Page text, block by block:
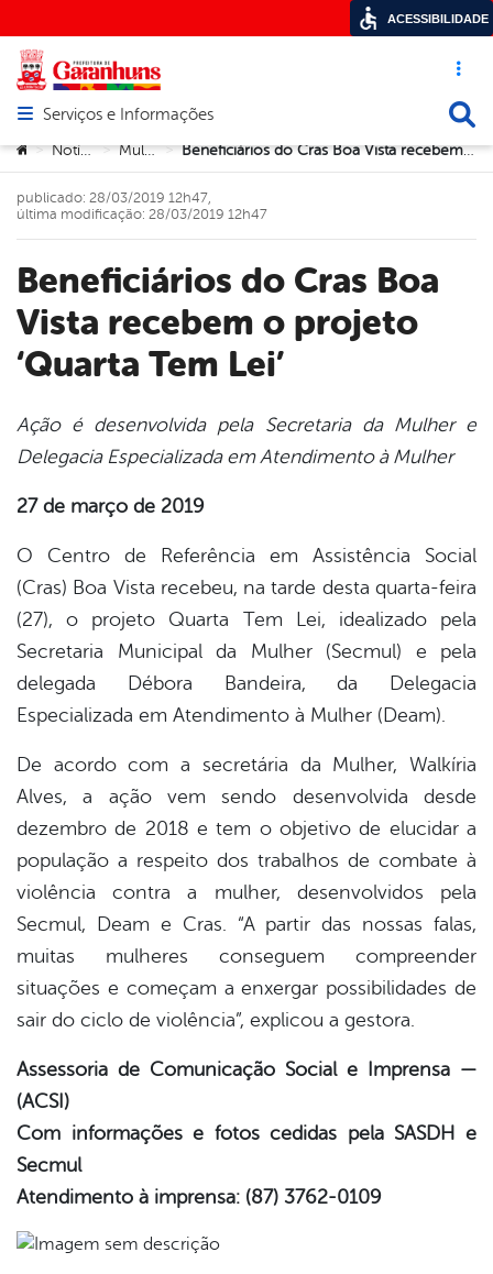
Acesso
Abrir menu principal de navegação
Serviços e Informações
Você está aqui:
> Notícias > Mulher > Beneficiários do Cras Boa Vista recebem o projeto ‘Quarta Tem Lei’
Beneficiários do Cras Boa
Vista recebem o projeto
‘Quarta Tem Lei’
publicado: 28/03/2019 12h47,
última modificação: 28/03/2019 12h47
Ação é desenvolvida pela Secretaria da Mulher e
Delegacia Especializada em Atendimento à Mulher
27 de março de 2019
O Centro de Referência em Assistência Social
(Cras) Boa Vista recebeu, na tarde desta quarta-feira
(27), o projeto Quarta Tem Lei, idealizado pela
Secretaria Municipal da Mulher (Secmul) e pela
delegada Débora Bandeira, da Delegacia
Especializada em Atendimento à Mulher (Deam).
De acordo com a secretária da Mulher, Walkíria
Alves, a ação vem sendo desenvolvida desde
dezembro de 2018 e tem o objetivo de elucidar a
população a respeito dos trabalhos de combate à
violência contra a mulher, desenvolvidos pela
Secmul, Deam e Cras. “A partir das nossas falas,
muitas mulheres conseguem compreender
situações e começam a enxergar possibilidades de
sair do ciclo de violência”, explicou a gestora.
Assessoria de Comunicação Social e Imprensa —
(ACSI)
Com informações e fotos cedidas pela SASDH e
Secmul
Atendimento à imprensa: (87) 3762-0109
ACESSIBILIDADE